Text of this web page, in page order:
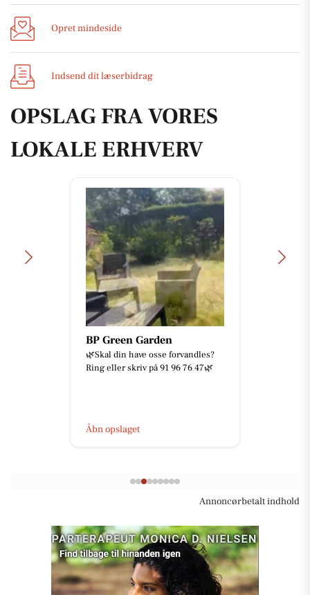
Opret mindeside
Indsend dit læserbidrag
OPSLAG FRA VORES
LOKALE ERHVERV
BP Green Garden
🌿Skal din have osse forvandles?
Ring eller skriv på 91 96 76 47🌿
Åbn opslaget
Annoncørbetalt indhold